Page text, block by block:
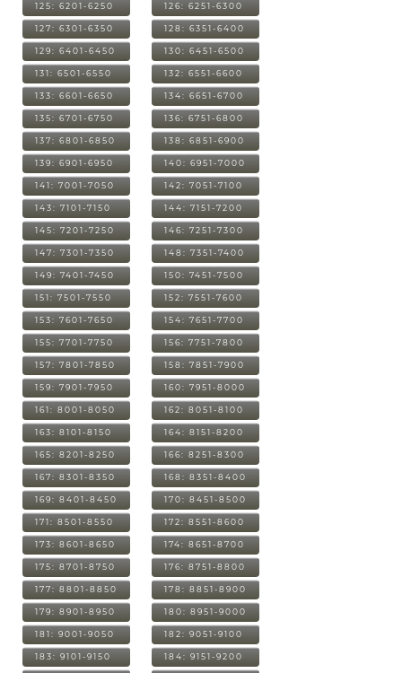
125: 6201-6250 126: 6251-6300
127: 6301-6350 128: 6351-6400
129: 6401-6450 130: 6451-6500
131: 6501-6550 132: 6551-6600
133: 6601-6650 134: 6651-6700
135: 6701-6750 136: 6751-6800
137: 6801-6850 138: 6851-6900
139: 6901-6950 140: 6951-7000
141: 7001-7050 142: 7051-7100
143: 7101-7150 144: 7151-7200
145: 7201-7250 146: 7251-7300
147: 7301-7350 148: 7351-7400
149: 7401-7450 150: 7451-7500
151: 7501-7550 152: 7551-7600
153: 7601-7650 154: 7651-7700
155: 7701-7750 156: 7751-7800
157: 7801-7850 158: 7851-7900
159: 7901-7950 160: 7951-8000
161: 8001-8050 162: 8051-8100
163: 8101-8150 164: 8151-8200
165: 8201-8250 166: 8251-8300
167: 8301-8350 168: 8351-8400
169: 8401-8450 170: 8451-8500
171: 8501-8550 172: 8551-8600
173: 8601-8650 174: 8651-8700
175: 8701-8750 176: 8751-8800
177: 8801-8850 178: 8851-8900
179: 8901-8950 180: 8951-9000
181: 9001-9050 182: 9051-9100
183: 9101-9150 184: 9151-9200